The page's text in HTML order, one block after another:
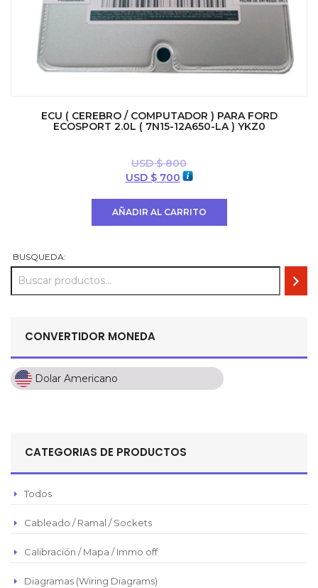
ECU ( CEREBRO / COMPUTADOR ) PARA FORD
ECOSPORT 2.0L ( 7N15-12A650-LA ) YKZ0
USD $800
El
era:
USD $700El
es:
AÑADIR AL CARRITO
BUSQUEDA:
CONVERTIDOR MONEDA
Dolar Americano
Dolar Americano
Pesos Mexicanos
Euro
Real Brasilero
CATEGORIAS DE PRODUCTOS
Todos
Cableado / Ramal / Sockets
Calibración / Mapa / Immo off
Diagramas (Wiring Diagrams)